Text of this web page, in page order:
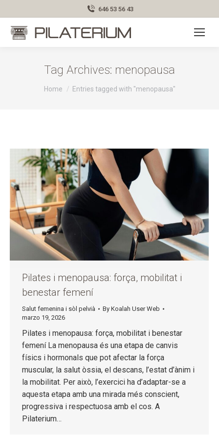
646 53 56 43
Tag Archives: menopausa
You are here:
Home Entries tagged with "menopausa"
Pilates i menopausa: força, mobilitat i
benestar femení
Salut femenina i sòl pelvià By Koalah User Web
marzo 19, 2026
Pilates i menopausa: força, mobilitat i benestar
femení La menopausa és una etapa de canvis
físics i hormonals que pot afectar la força
muscular, la salut òssia, el descans, l’estat d’ànim i
la mobilitat. Per això, l’exercici ha d’adaptar-se a
aquesta etapa amb una mirada més conscient,
progressiva i respectuosa amb el cos. A
Pilaterium…